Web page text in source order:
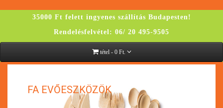
35000 Ft felett ingyenes szállítás Budapesten!
Rendelésfelvétel: 06/ 20 495-9505
tétel - 0 Ft.
FA EVŐESZKÖZÖK